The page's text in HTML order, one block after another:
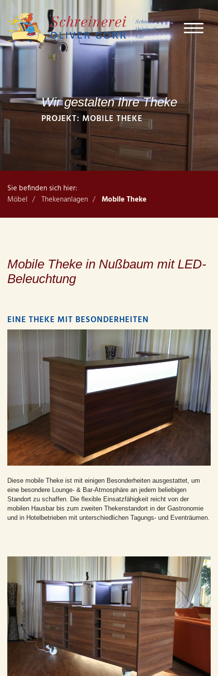
Wir gestalten Ihre Theke
PROJEKT: MOBILE THEKE
Sie befinden sich hier:
Möbel
Thekenanlagen Mobile Theke
Mobile Theke in Nußbaum mit LED-
Beleuchtung
EINE THEKE MIT BESONDERHEITEN
Diese mobile Theke ist mit einigen Besonderheiten ausgestattet, um
eine besondere Lounge- & Bar-Atmosphäre an jedem beliebigen
Standort zu schaffen. Die flexible Einsatzfähigkeit reicht von der
mobilen Hausbar bis zum zweiten Thekenstandort in der Gastronomie
und in Hotelbetrieben mit unterschiedlichen Tagungs- und Eventräumen.